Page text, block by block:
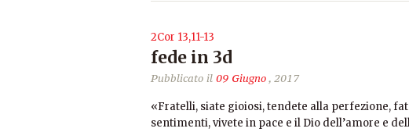
2Cor 13,11-13
fede in 3d
Pubblicato il 09 Giugno, 2017
«Fratelli, siate gioiosi, tendete alla perfezione,
sentimenti, vivete in pace e il Dio dell’amore e